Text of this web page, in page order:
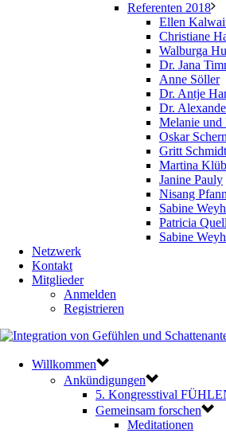
Referenten 2018
Ellen
Christiane
Walburga
Dr. Jana
Anne Söller
Dr. Antje
Dr.
Melanie und
Oskar
Gritt Schmidt
Martina
Janine Pauly
Nisang
Sabine
Patricia Quell
Sabine
Netzwerk
Kontakt
Mitglieder
Anmelden
Registrieren
Willkommen
Ankündigungen
5. Kongresstival
Gemeinsam forschen
Meditationen